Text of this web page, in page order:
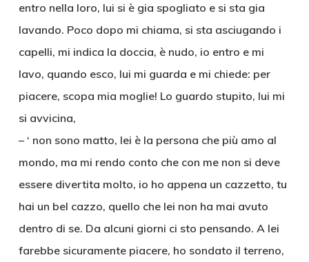
entro nella loro, lui si è gia spogliato e si sta gia
lavando. Poco dopo mi chiama, si sta asciugando i
capelli, mi indica la doccia, è nudo, io entro e mi
lavo, quando esco, lui mi guarda e mi chiede: per
piacere, scopa mia moglie! Lo guardo stupito, lui mi
si avvicina,
– ‘ non sono matto, lei è la persona che più amo al
mondo, ma mi rendo conto che con me non si deve
essere divertita molto, io ho appena un cazzetto, tu
hai un bel cazzo, quello che lei non ha mai avuto
dentro di se. Da alcuni giorni ci sto pensando. A lei
farebbe sicuramente piacere, ho sondato il terreno,